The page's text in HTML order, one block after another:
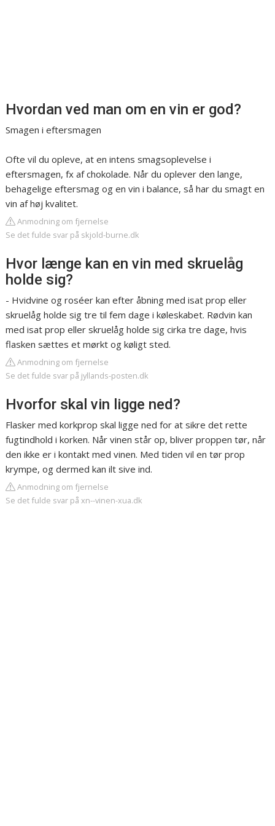
Hvordan ved man om en vin er god?
Smagen i eftersmagen
Ofte vil du opleve, at en intens smagsoplevelse i
eftersmagen, fx af chokolade. Når du oplever den lange,
behagelige eftersmag og en vin i balance, så har du smagt en
vin af høj kvalitet.
Anmodning om fjernelse
Se det fulde svar på skjold-burne.dk
Hvor længe kan en vin med skruelåg
holde sig?
- Hvidvine og roséer kan efter åbning med isat prop eller
skruelåg holde sig tre til fem dage i køleskabet. Rødvin kan
med isat prop eller skruelåg holde sig cirka tre dage, hvis
flasken sættes et mørkt og køligt sted.
Anmodning om fjernelse
Se det fulde svar på jyllands-posten.dk
Hvorfor skal vin ligge ned?
Flasker med korkprop skal ligge ned for at sikre det rette
fugtindhold i korken. Når vinen står op, bliver proppen tør, når
den ikke er i kontakt med vinen. Med tiden vil en tør prop
krympe, og dermed kan ilt sive ind.
Anmodning om fjernelse
Se det fulde svar på xn--vinen-xua.dk